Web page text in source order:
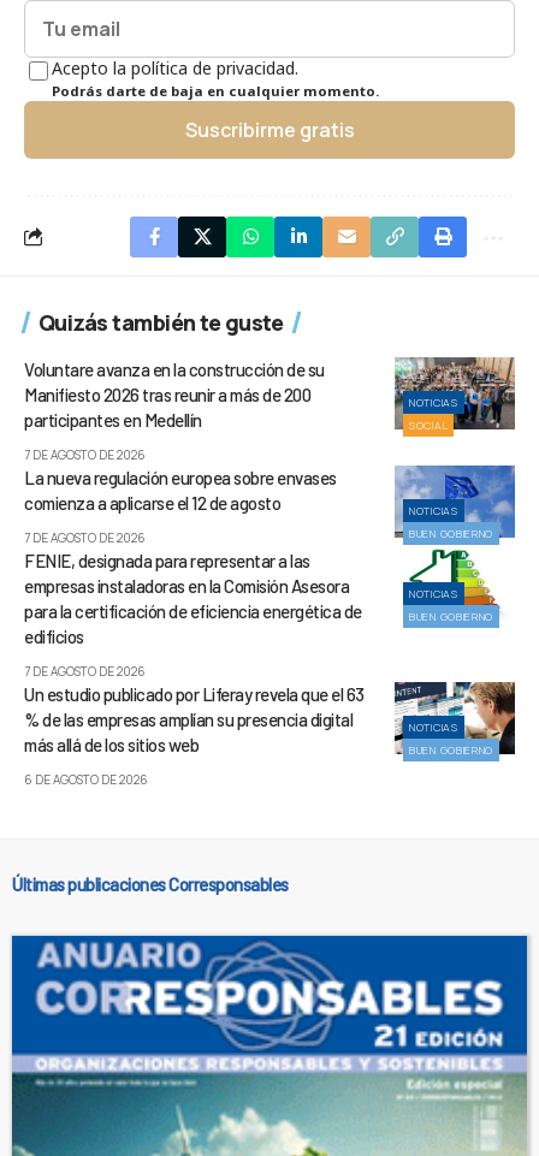
Acepto la política de privacidad.
Podrás darte de baja en cualquier momento.
Suscribirme gratis
Quizás también te guste
NOTICIAS
SOCIAL
Voluntare avanza en la construcción de su
Manifiesto 2026 tras reunir a más de 200
participantes en Medellín
7 DE AGOSTO DE 2026
NOTICIAS
BUEN GOBIERNO
La nueva regulación europea sobre envases
comienza a aplicarse el 12 de agosto
7 DE AGOSTO DE 2026
NOTICIAS
BUEN GOBIERNO
FENIE, designada para representar a las
empresas instaladoras en la Comisión Asesora
para la certificación de eficiencia energética de
edificios
7 DE AGOSTO DE 2026
NOTICIAS
BUEN GOBIERNO
Un estudio publicado por Liferay revela que el 63
% de las empresas amplían su presencia digital
más allá de los sitios web
6 DE AGOSTO DE 2026
Últimas publicaciones Corresponsables